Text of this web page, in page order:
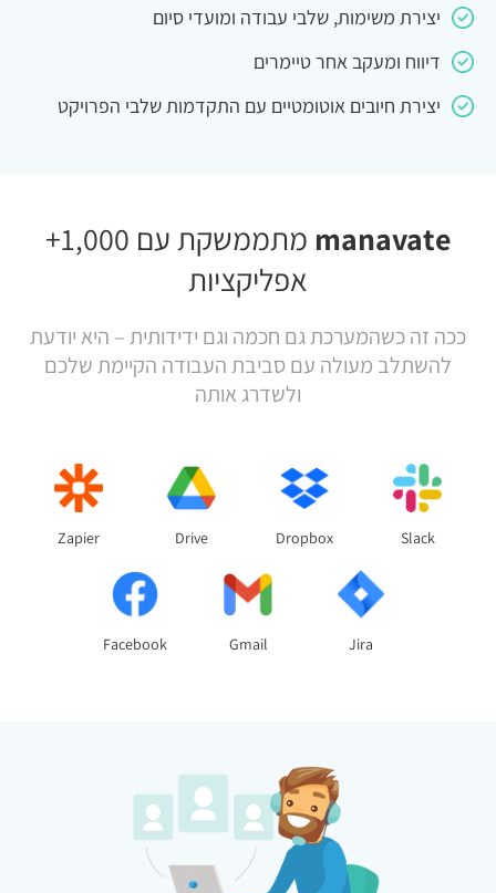
יצירת משימות, שלבי עבודה ומועדי סיום
דיווח ומעקב אחר טיימרים
יצירת חיובים אוטומטיים עם התקדמות שלבי הפרויקט
manavate
מתממשקת עם 1,000+
אפליקציות
ככה זה כשהמערכת גם חכמה וגם ידידותית – היא יודעת
להשתלב מעולה עם סביבת העבודה הקיימת שלכם
ולשדרג אותה
Slack
Dropbox
Drive
Zapier
Jira
Gmail
Facebook